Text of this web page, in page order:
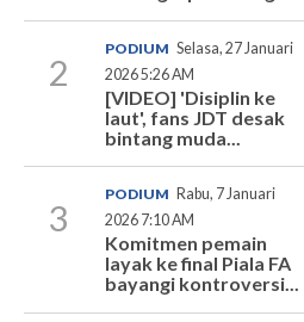
2
PODIUM Selasa, 27 Januari
2026 5:26 AM
[VIDEO] 'Disiplin ke
laut', fans JDT desak
bintang muda...
3
PODIUM Rabu, 7 Januari
2026 7:10 AM
Komitmen pemain
layak ke final Piala FA
bayangi kontroversi...